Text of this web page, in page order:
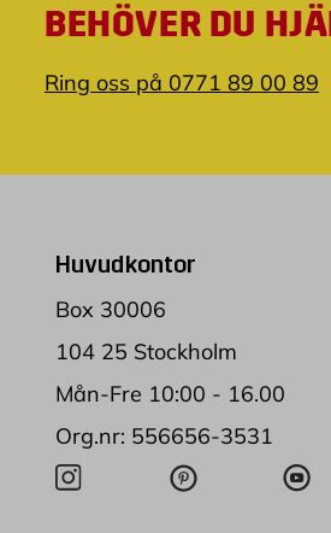
BEHÖVER DU
Ring oss på 0771 89 00 89
Huvudkontor
Box 30006
104 25 Stockholm
Mån-Fre 10:00 - 16.00
Org.nr: 556656-3531